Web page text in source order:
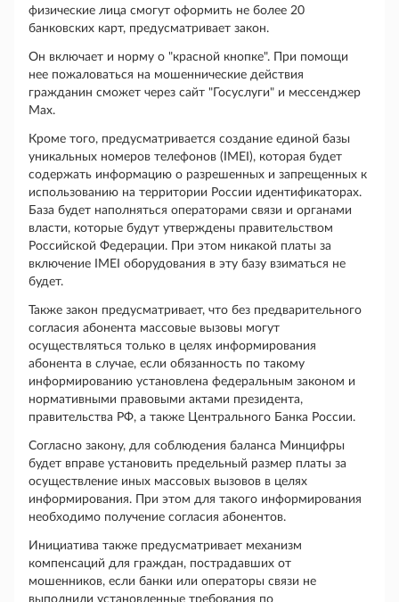
физические лица смогут оформить не более 20
банковских карт, предусматривает закон.
Он включает и норму о "красной кнопке". При помощи
нее пожаловаться на мошеннические действия
гражданин сможет через сайт "Госуслуги" и мессенджер
Мах.
Кроме того, предусматривается создание единой базы
уникальных номеров телефонов (IMEI), которая будет
содержать информацию о разрешенных и запрещенных к
использованию на территории России идентификаторах.
База будет наполняться операторами связи и органами
власти, которые будут утверждены правительством
Российской Федерации. При этом никакой платы за
включение IMEI оборудования в эту базу взиматься не
будет.
Также закон предусматривает, что без предварительного
согласия абонента массовые вызовы могут
осуществляться только в целях информирования
абонента в случае, если обязанность по такому
информированию установлена федеральным законом и
нормативными правовыми актами президента,
правительства РФ, а также Центрального Банка России.
Согласно закону, для соблюдения баланса Минцифры
будет вправе установить предельный размер платы за
осуществление иных массовых вызовов в целях
информирования. При этом для такого информирования
необходимо получение согласия абонентов.
Инициатива также предусматривает механизм
компенсаций для граждан, пострадавших от
мошенников, если банки или операторы связи не
выполнили установленные требования по